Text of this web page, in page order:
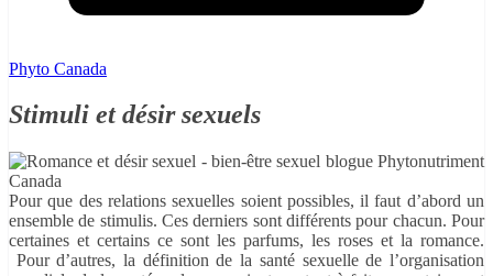
Phyto Canada
Stimuli et désir sexuels
Pour que des relations sexuelles soient possibles, il faut d’abord un
ensemble de stimulis. Ces derniers sont différents pour chacun. Pour
certaines et certains ce sont les parfums, les roses et la romance.
Pour d’autres, la définition de la santé sexuelle de l’organisation